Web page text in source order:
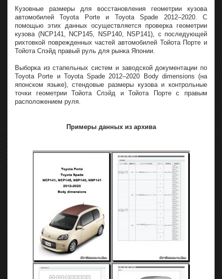
Кузовные размеры для восстановления геометрии кузова
автомобилей Toyota Porte и Toyota Spade 2012–2020. С
помощью этих данных осуществляется проверка геометрии
кузова (NCP141, NCP145, NSP140, NSP141), с последующей
рихтовкой поврежденных частей автомобилей Тойота Порте и
Тойота Спэйд правый руль для рынка Японии.
Выборка из стапельных систем и заводской документации по
Toyota Porte и Toyota Spade 2012–2020 Body dimensions (на
японском языке), стендовые размеры кузова и контрольные
точки геометрии Тойота Спэйд и Тойота Порте с правым
расположением руля.
Примеры данных из архива